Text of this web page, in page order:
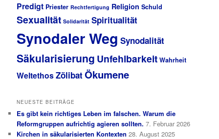
Predigt Priester Rechtfertigung Religion Schuld
Sexualität Solidarität Spiritualität
Synodaler Weg Synodalität
Säkularisierung Unfehlbarkeit Wahrheit
WeltethosZölibatÖkumene
NEUESTE BEITRÄGE
Es gibt kein richtiges Leben im falschen. Warum die
Reformgruppen aufrichtig agieren sollten. 7. Februar 2026
Kirchen in säkularisierten Kontexten 28. August 2025